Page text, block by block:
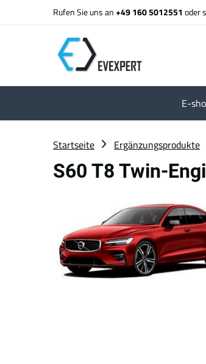
Rufen Sie uns an+49 160 5012551 oder
E-
Startseite Ergänzungsprodukte
S60 T8 Twin-